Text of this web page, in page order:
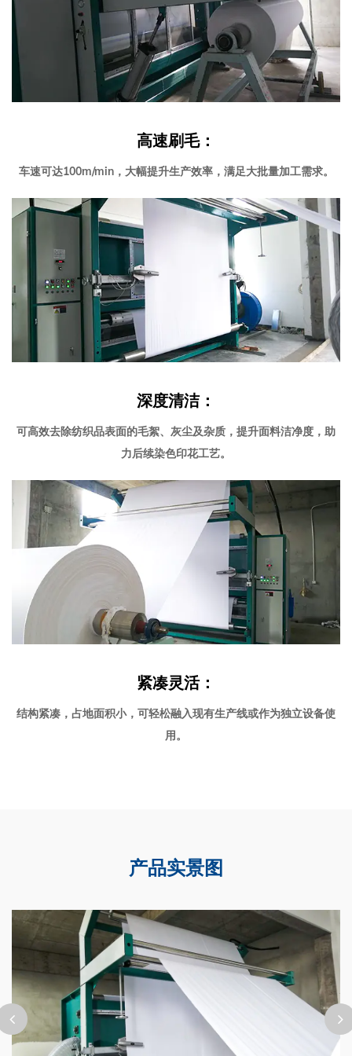
高速刷毛：
车速可达100m/min，大幅提升生产效率，满足大批量加工需求。
深度清洁：
可高效去除纺织品表面的毛絮、灰尘及杂质，提升面料洁净度，助
力后续染色印花工艺。
紧凑灵活：
结构紧凑，占地面积小，可轻松融入现有生产线或作为独立设备使
用。
产品实景图